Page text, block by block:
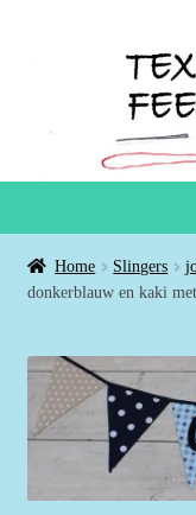
naar
navigatie
de
inhoud
Home
Winkelmand
Voorwaarden
Home Slingers
donkerblauw en kaki